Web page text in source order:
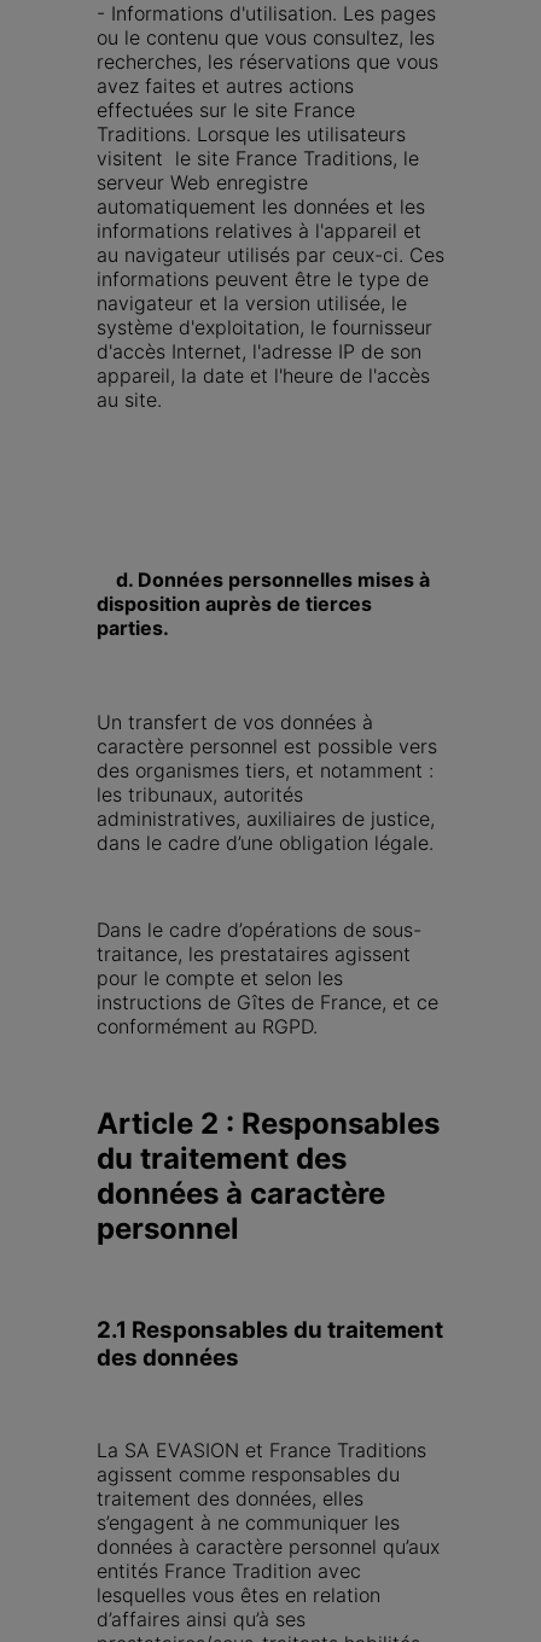
- Informations d'utilisation. Les pages
ou le contenu que vous consultez, les
recherches, les réservations que vous
avez faites et autres actions
effectuées sur le site France
Traditions. Lorsque les utilisateurs
visitent  le site France Traditions, le
serveur Web enregistre
automatiquement les données et les
informations relatives à l'appareil et
au navigateur utilisés par ceux-ci. Ces
informations peuvent être le type de
navigateur et la version utilisée, le
système d'exploitation, le fournisseur
d'accès Internet, l'adresse IP de son
appareil, la date et l'heure de l'accès
au site.
d. Données personnelles mises à
disposition auprès de tierces
parties.
Un transfert de vos données à
caractère personnel est possible vers
des organismes tiers, et notamment :
les tribunaux, autorités
administratives, auxiliaires de justice,
dans le cadre d’une obligation légale.
Dans le cadre d’opérations de sous-
traitance, les prestataires agissent
pour le compte et selon les
instructions de Gîtes de France, et ce
conformément au RGPD.
Article 2 : Responsables
du traitement des
données à caractère
personnel
2.1 Responsables du traitement
des données
La SA EVASION et France Traditions
agissent comme responsables du
traitement des données, elles
s’engagent à ne communiquer les
données à caractère personnel qu’aux
entités France Tradition avec
lesquelles vous êtes en relation
d’affaires ainsi qu’à ses